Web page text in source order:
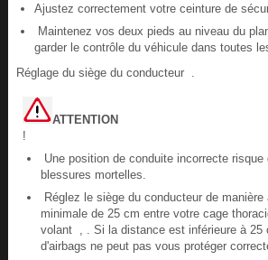
Ajustez correctement votre ceinture de
Maintenez vos deux pieds au niveau du
garder le contrôle du véhicule dans toutes
Réglage du siège du conducteur .
ATTENTION
!
Une position de conduite incorrecte risque
blessures mortelles.
Réglez le siège du conducteur de
minimale de 25 cm entre votre cage
volant , . Si la distance est inférieure à 25
d'airbags ne peut pas vous protéger